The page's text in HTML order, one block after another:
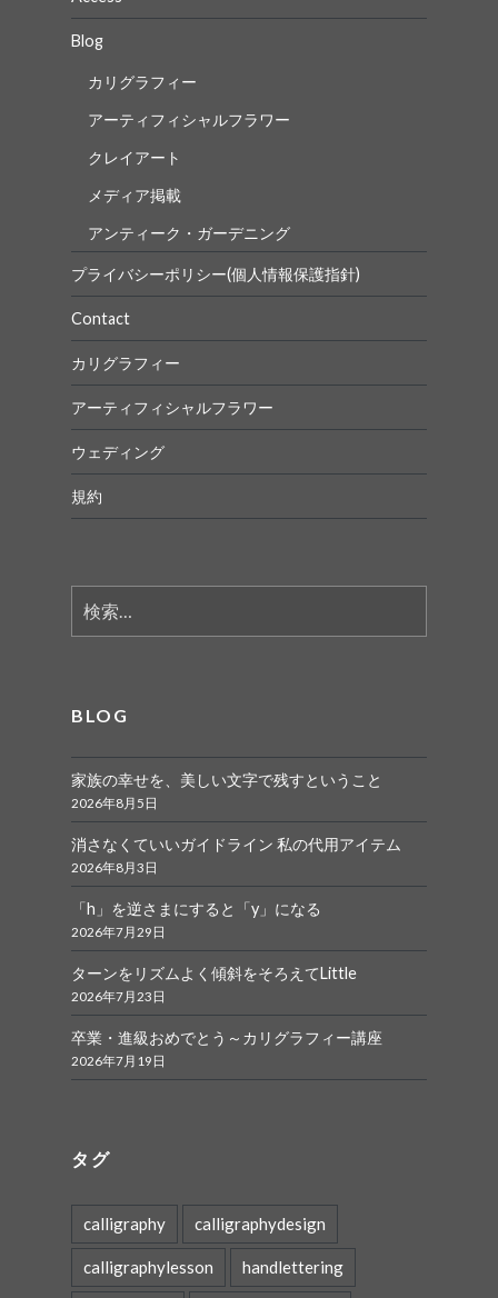
Blog
カリグラフィー
アーティフィシャルフラワー
クレイアート
メディア掲載
アンティーク・ガーデニング
プライバシーポリシー(個人情報保護指針)
Contact
カリグラフィー
アーティフィシャルフラワー
ウェディング
規約
索:
BLOG
家族の幸せを、美しい文字で残すということ
2026年8月5日
消さなくていいガイドライン 私の代用アイテム
2026年8月3日
「h」を逆さまにすると「y」になる
2026年7月29日
ターンをリズムよく傾斜をそろえてLittle
2026年7月23日
卒業・進級おめでとう～カリグラフィー講座
2026年7月19日
タグ
calligraphy calligraphydesign
calligraphylesson handlettering